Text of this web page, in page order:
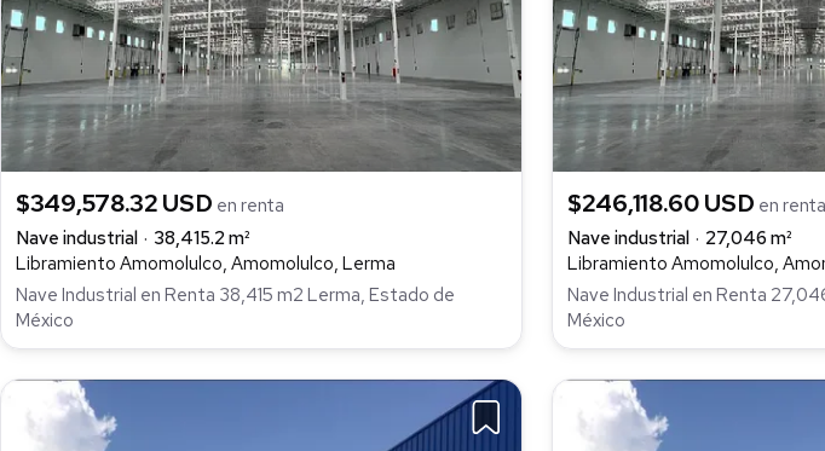
$349,578.32 USD en renta
Nave industrial
38,415.2 m²
Libramiento Amomolulco, Amomolulco, Lerma
Nave Industrial en Renta 38,415 m2 Lerma, Estado de
México
$246,118.60 USD en renta
Nave industrial
27,046 m²
Libramiento Amomolulco,
Nave Industrial en Renta
México